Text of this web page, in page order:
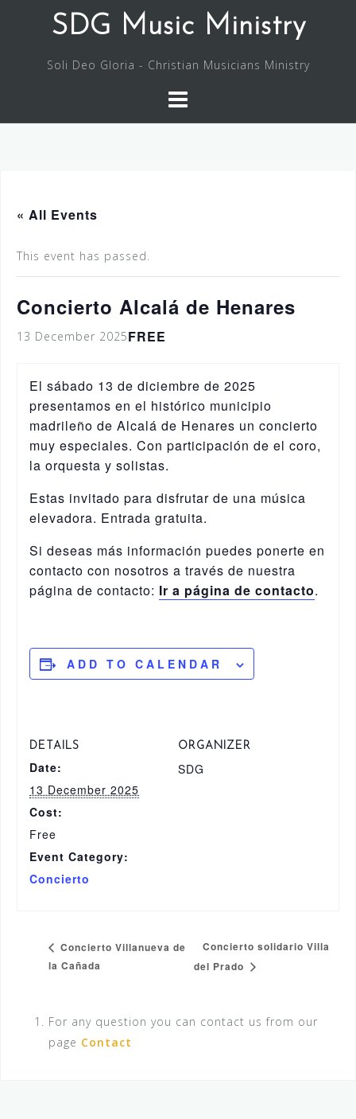
SDG Music Ministry
Soli Deo Gloria - Christian Musicians Ministry
« All Events
This event has passed.
Concierto Alcalá de Henares
13 December 2025FREE
El sábado 13 de diciembre de 2025
presentamos en el histórico municipio
madrileño de Alcalá de Henares un concierto
muy especiales. Con participación de el coro,
la orquesta y solistas.
Estas invitado para disfrutar de una música
elevadora. Entrada gratuita.
Si deseas más información puedes ponerte en
contacto con nosotros a través de nuestra
página de contacto: Ir a página de contacto.
ADD TO CALENDAR
DETAILS
Date:
13 December 2025
Cost:
Free
Event Category:
Concierto
ORGANIZER
SDG
Concierto Villanueva de
la Cañada
Concierto solidario Villa
del Prado
For any question you can contact us from our
page Contact